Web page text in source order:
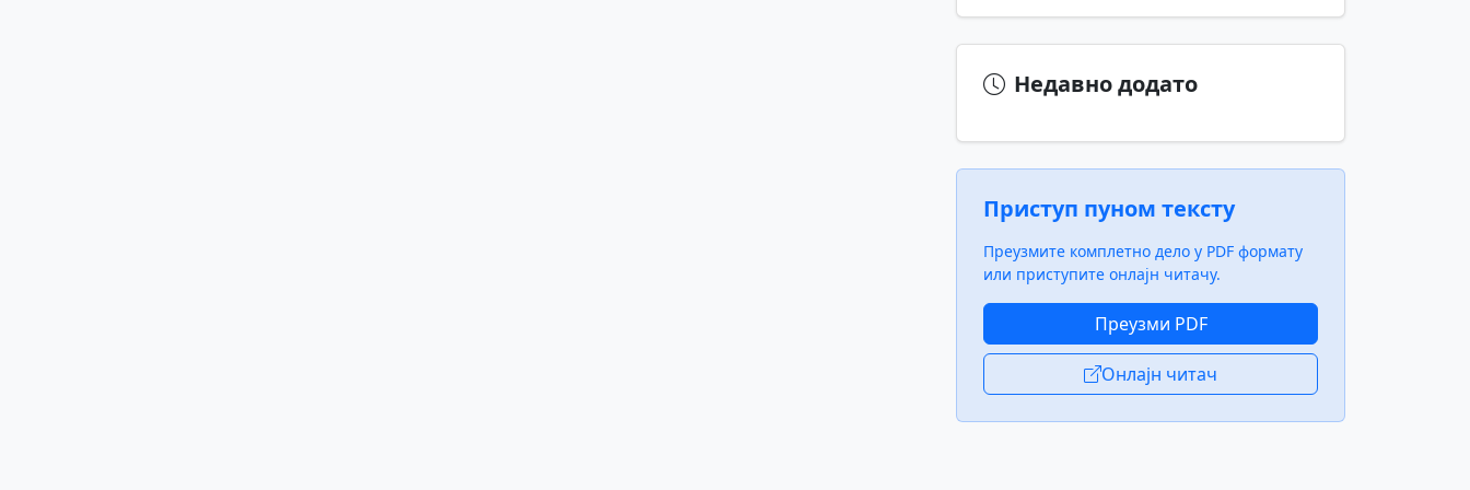
Недавно додато
Приступ пуном тексту
Преузмите комплетно дело у PDF формату
или приступите онлајн читачу.
Преузми PDF
Онлајн читач